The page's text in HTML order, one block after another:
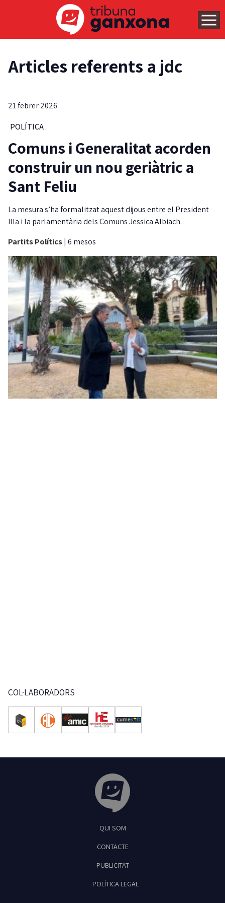
Articles referents a jdc
21 febrer 2026
POLÍTICA
Comuns i Generalitat acorden
construir un nou geriàtric a
Sant Feliu
La mesura s’ha formalitzat aquest dijous entre el President
Illa i la parlamentària dels Comuns Jessica Albiach.
Partits Polítics| 6 mesos
COL·LABORADORS
Feliu de Guíxols
QUI SOM
CONTACTE
PUBLICITAT
POLÍTICA LEGAL